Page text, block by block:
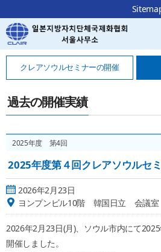
Local Navigation
Contents 바로가
Footer 바로가
クレアソウルセミナーの開催
過去の開催実績
2025年度 第4回
2025年度第４回クレアソウルセ
2026年2月23日
ヨンプンビル10階 韓国日立 会議室
2026年2月23日(月)、ソウル市内にて
開催しました。